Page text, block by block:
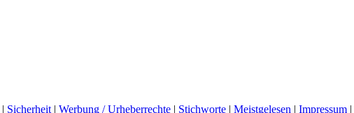
| Sicherheit | Werbung / Urheberrechte | Stichworte | Meistgelesen | Impressum |